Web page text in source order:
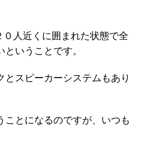
人近くに囲まれた状態で全
いうことです。
スピーカーシステムもあり
ことになるのですが、いつも